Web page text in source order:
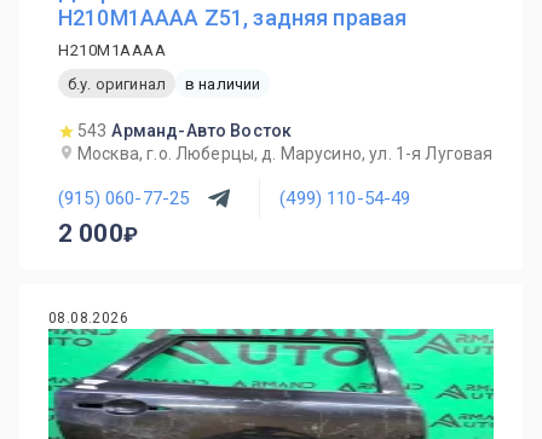
H210M1AAAA Z51, задняя правая
H210M1AAAA
б.у. оригинал
в наличии
543 Арманд-Авто Восток
Москва, г.о. Люберцы, д. Марусино, ул. 1-я Луговая
(915) 060-77-25 (499) 110-54-49
2 000
08.08.2026